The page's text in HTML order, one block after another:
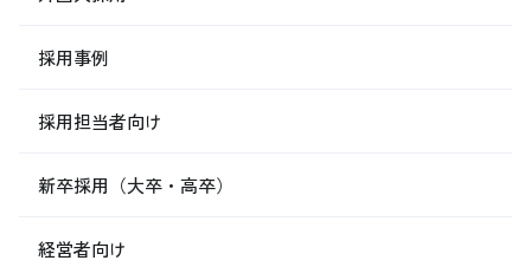
採用事例
採用担当者向け
新卒採用（大卒・高卒）
経営者向け